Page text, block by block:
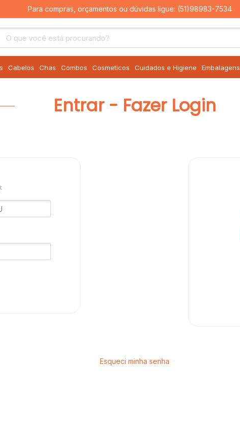
Para compras, orçamentos ou dúvidas ligue: (51)98983-7534
Cabelos Chas Combos Cosmeticos Cuidados e Higiene Embalagens
Entrar - Fazer Login
Esqueci minha senha